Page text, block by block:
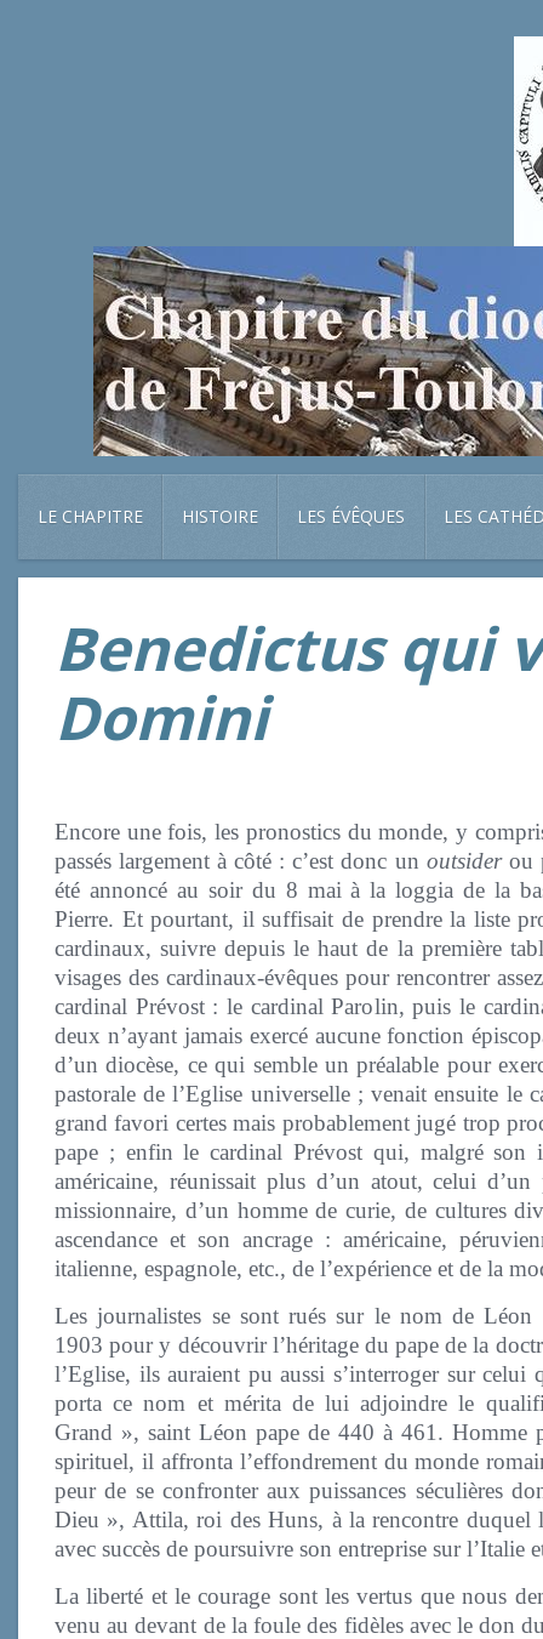
LE CHAPITRE HISTOIRE LES ÉVÊQUES LES
Benedictus qui
Domini
Encore une fois, les pronostics du monde, y
passés largement à côté : c’est donc un outsider ou
été annoncé au soir du 8 mai à la loggia de la
Pierre. Et pourtant, il suffisait de prendre la liste
cardinaux, suivre depuis le haut de la première
visages des cardinaux-évêques pour rencontrer
cardinal Prévost : le cardinal Parolin, puis le
deux n’ayant jamais exercé aucune fonction
d’un diocèse, ce qui semble un préalable pour
pastorale de l’Eglise universelle ; venait ensuite le
grand favori certes mais probablement jugé trop
pape ; enfin le cardinal Prévost qui, malgré son
américaine, réunissait plus d’un atout, celui d’un
missionnaire, d’un homme de curie, de cultures
ascendance et son ancrage : américaine,
italienne, espagnole, etc., de l’expérience et de la
Les journalistes se sont rués sur le nom de
1903 pour y découvrir l’héritage du pape de la
l’Eglise, ils auraient pu aussi s’interroger sur celui
porta ce nom et mérita de lui adjoindre le
Grand », saint Léon pape de 440 à 461. Homme
spirituel, il affronta l’effondrement du monde
peur de se confronter aux puissances séculières
Dieu », Attila, roi des Huns, à la rencontre duquel
avec succès de poursuivre son entreprise sur l’Italie
La liberté et le courage sont les vertus que nous
venu au devant de la foule des fidèles avec le don